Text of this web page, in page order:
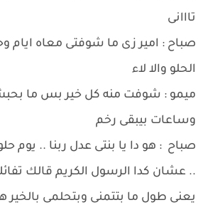
تااانى
صباح : امير زى ما شوفتى معاه
الحلو والا لاء
ميمو : شوفت منه كل خير بس ما
وساعات بيبقى رخم
صباح : هو دا يا بنتى عدل ربنا .. يوم
.. عشان كدا الرسول الكريم قالك
يعنى طول ما بتتمنى وبتحلمى بالخير